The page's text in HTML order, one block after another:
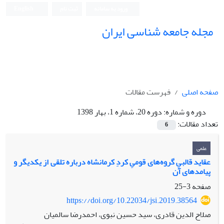
مجله جامعه شناسی ایران
صفحه اصلی
فهرست مقالات
دوره و شماره:دوره 20، شماره 1، بهار 1398
تعداد مقالات:
6
علمی
عقاید قالبیِ گروه‌های قومیِ کردِ کرمانشاه درباره تلقی از یکدیگر و
پیامدهای آن
صفحه3-25
https://doi.org/10.22034/jsi.2019.38564
صلاح الدین قادری، سید حسین نبوی، احمدرضا سالمیان